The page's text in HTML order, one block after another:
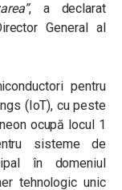
, a declarat
General al
pentru
(IoT), cu peste
ocupă locul 1
sisteme de
în domeniul
tehnologic unic